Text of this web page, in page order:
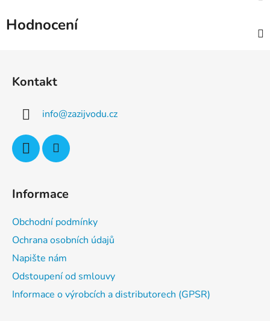
Hodnocení
Kontakt
info@zazijvodu.cz
Informace
Obchodní podmínky
Ochrana osobních údajů
Napište nám
Odstoupení od smlouvy
Informace o výrobcích a distributorech (GPSR)